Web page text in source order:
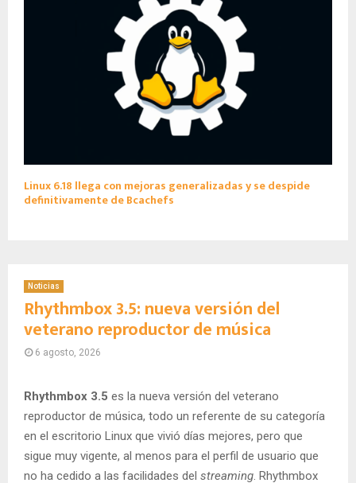
Linux 6.18 llega con mejoras generalizadas y se despide
definitivamente de Bcachefs
Noticias
Rhythmbox 3.5: nueva versión del
veterano reproductor de música
6 agosto, 2026
Rhythmbox 3.5 es la nueva versión del veterano
reproductor de música, todo un referente de su categoría
en el escritorio Linux que vivió días mejores, pero que
sigue muy vigente, al menos para el perfil de usuario que
no ha cedido a las facilidades del streaming. Rhythmbox